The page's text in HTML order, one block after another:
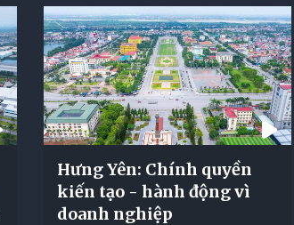
Hưng Yên: Chính quyền
kiến tạo - hành động vì
doanh nghiệp